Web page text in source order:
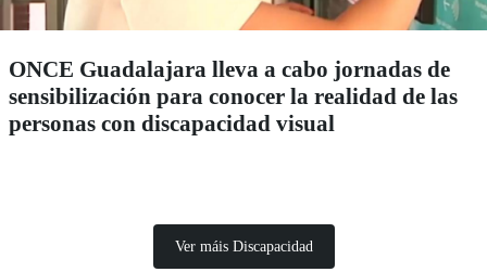
ONCE Guadalajara lleva a cabo jornadas de
sensibilización para conocer la realidad de las
personas con discapacidad visual
Ver máis Discapacidad